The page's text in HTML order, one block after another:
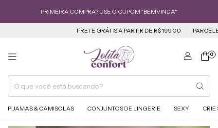
PRIMEIRA COMPRA? USE O CUPOM "BEMVINDA"
FRETE GRÁTIS A PARTIR DE R$ 199,00 PARCELE ATÉ
0
PIJAMAS & CAMISOLAS CONJUNTOS DE LINGERIE SEXY CRIE